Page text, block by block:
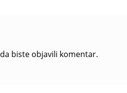
da biste objavili komentar.